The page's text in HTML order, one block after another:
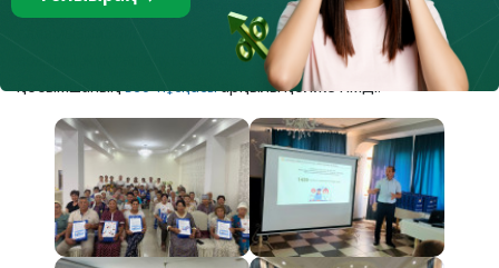
қосымшасы арқылы хабарласа алатыныңызды еске
саламыз, мобильдік қосымшаныApp Storeжәне Play Market
арқылы жүктеп алуға болады. Сондай-ақ, мобильдік
қосымшаның
арқылы қолжетімді.